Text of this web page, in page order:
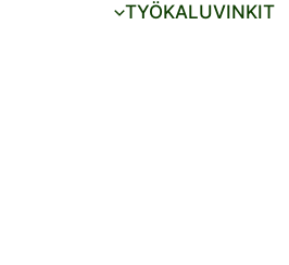
TYÖKALUVINKIT